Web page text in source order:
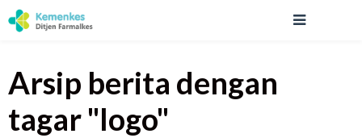
Arsip berita dengan
tagar "logo"